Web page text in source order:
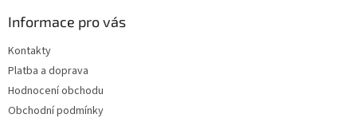
Informace pro vás
Kontakty
Platba a doprava
Hodnocení obchodu
Obchodní podmínky